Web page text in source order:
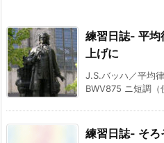
練習日誌- 平均
上げに
J.S.バッハ／平均
BWV875 ニ短調（
練習日誌- そろ